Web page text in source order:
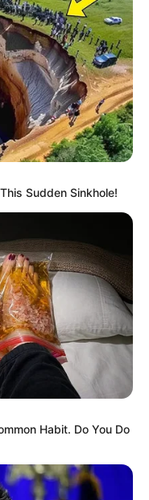
Sudden Sinkhole!
Habit. Do You Do